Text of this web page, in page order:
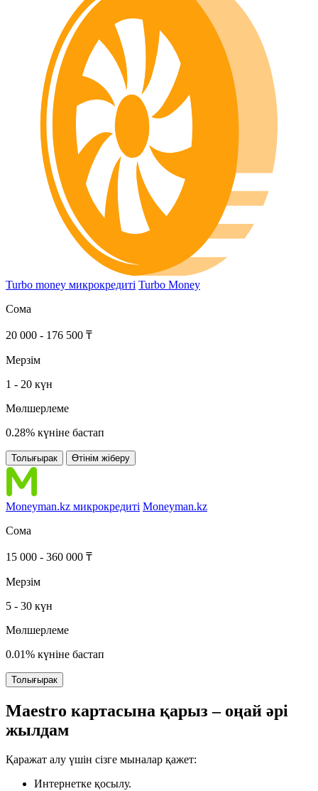
Turbo money микрокредиті Turbo Money
Сома
20 000 - 176 500 ₸
Мерзім
1 - 20 күн
Мөлшерлеме
0.28% күніне бастап
Толығырак Өтінім жіберу
Moneyman.kz микрокредиті Moneyman.kz
Сома
15 000 - 360 000 ₸
Мерзім
5 - 30 күн
Мөлшерлеме
0.01% күніне бастап
Толығырак
Maestro картасына қарыз – оңай әрі
жылдам
Қаражат алу үшін сізге мыналар қажет:
Интернетке қосылу.